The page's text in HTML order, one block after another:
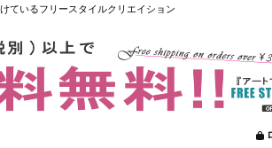
ているフリースタイルクリエイション